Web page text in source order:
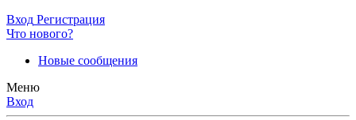
Вход Регистрация
Что нового?
Новые сообщения
Меню
Вход